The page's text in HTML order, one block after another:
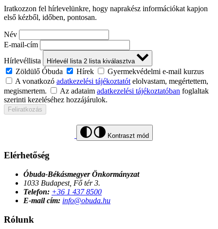
Iratkozzon fel hírlevelünkre, hogy naprakész információkat kapjon
első kézből, időben, pontosan.
Név
E-mail-cím
Hírlevéllista
Hírlevél lista 2 lista kiválasztva
Zöldülő Óbuda Hírek
Gyermekvédelmi e-mail kurzus
A vonatkozó adatkezelési tájékoztatótelolvastam, megértettem,
megismertem.
Az adataim adatkezelési tájékoztatóban foglaltak
szerinti kezeléséhez hozzájárulok.
Feliratkozás
Kontraszt mód
Elérhetőség
Óbuda-Békásmegyer Önkormányzat
1033 Budapest, Fő tér 3.
Telefon: +36 1 437 8500
E-mail cím: info@obuda.hu
Rólunk